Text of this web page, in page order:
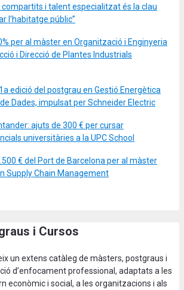
i talent especialitzat és la clau
l’habitatge públic”
per al màster en Organització i Enginyeria
i Direcció de Plantes Industrials
edició del postgrau en Gestió Energètica
Dades, impulsat per Schneider Electric
ajuts de 300 € per cursar
universitàries a la UPC School
€ del Port de Barcelona per al màster
Supply Chain Management
i Cursos
un extens catàleg de màsters, postgraus i
d’enfocament professional, adaptats a les
econòmic i social, a les organitzacions i als